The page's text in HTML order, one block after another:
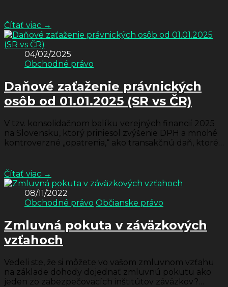
Čítať viac →
04/02/2025
Obchodné právo
Daňové zaťaženie právnických
osôb od 01.01.2025 (SR vs ČR)
V tzv. konsolidačnom balíku verejných financií 2025
na Slovensku, ktorý priniesol zvýšenie DPH a mnohé
kontroverzné „opatrenia,“ ako transakčnú daň, ktoré
Čítať viac →
08/11/2022
Obchodné právo Občianske právo
Zmluvná pokuta v záväzkových
vzťahoch
Vedeli ste, že si môžete vo vašom zmluvnom vzťahu
na základe dohody dojednať zmluvnú pokutu ako
jeden zo zabezpečovacích inštitútov záväzkov?